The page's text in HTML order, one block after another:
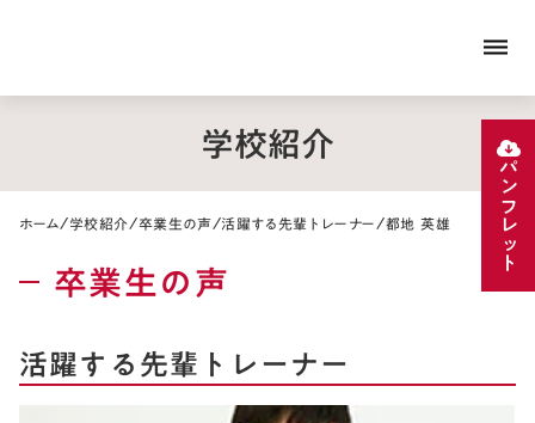
学校紹介
ホーム/学校紹介/卒業生の声/活躍する先輩トレーナー/都地 英雄
卒業生の声
活躍する先輩トレーナー
パンフレット
dehaze